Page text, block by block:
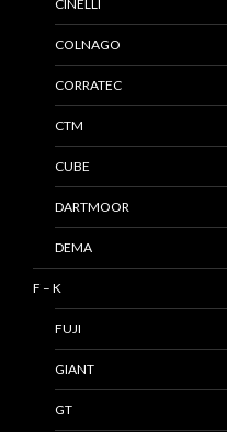
CINELLI
COLNAGO
CORRATEC
CTM
CUBE
DARTMOOR
DEMA
F – K
FUJI
GIANT
GT